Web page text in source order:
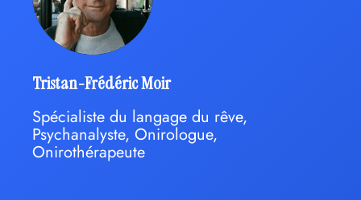
Tristan-Frédéric Moir
Spécialiste du langage du rêve,
Psychanalyste, Onirologue,
Onirothérapeute